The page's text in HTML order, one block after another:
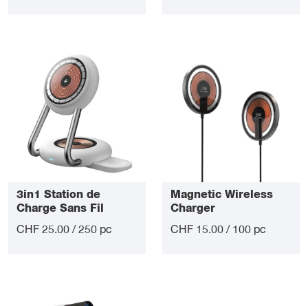
3in1 Station de
Charge Sans Fil
CHF 25.00 / 250 pc
Magnetic Wireless
Charger
CHF 15.00 / 100 pc